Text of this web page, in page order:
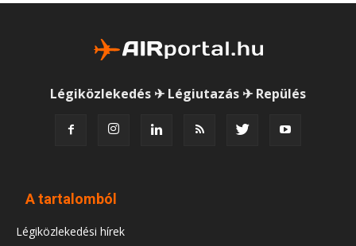
Légiközlekedés ✈ Légiutazás ✈ Repülés
A tartalomból
Légiközlekedési hírek